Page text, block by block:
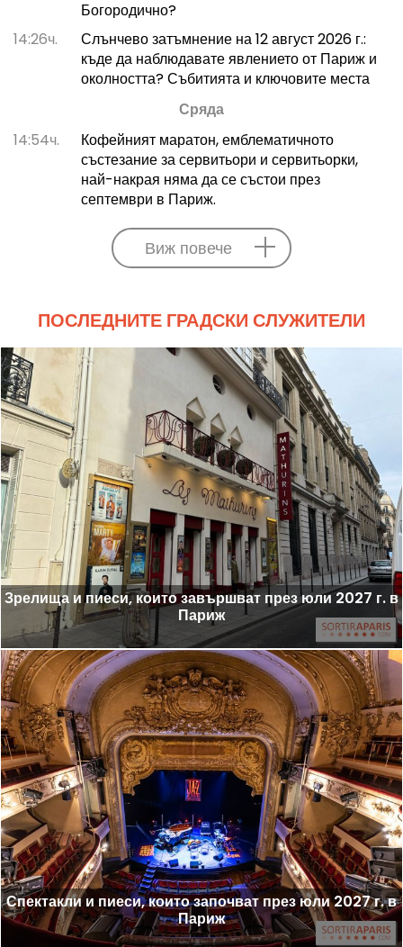
Богородично?
14:26ч.
Слънчево затъмнение на 12 август 2026 г.:
къде да наблюдавате явлението от Париж и
околността? Събитията и ключовите места
Сряда
14:54ч.
Кофейният маратон, емблематичното
състезание за сервитьори и сервитьорки,
най-накрая няма да се състои през
септември в Париж.
Виж повече
ПОСЛЕДНИТЕ ГРАДСКИ СЛУЖИТЕЛИ
Зрелища и пиеси, които завършват през юли 2027 г. в
Париж
Спектакли и пиеси, които започват през юли 2027 г. в
Париж